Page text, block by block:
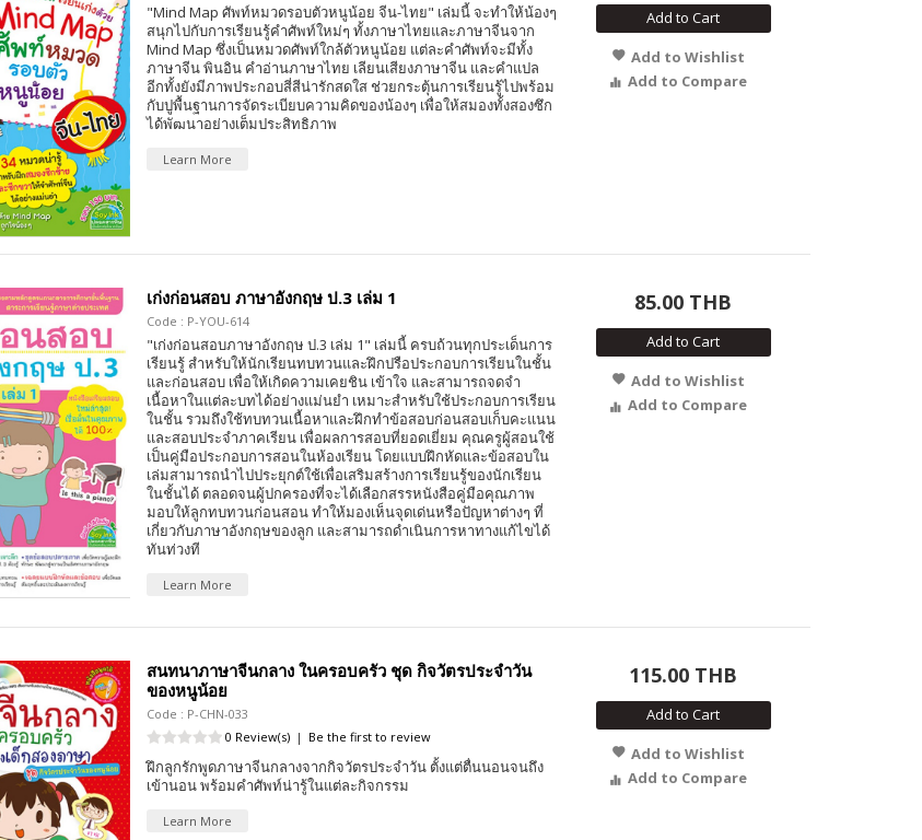
"Mind Map ศัพท์หมวดรอบตัวหนูน้อย จีน-ไทย" เล่มนี้ จะทำให้น้องๆ
สนุกไปกับการเรียนรู้คำศัพท์ใหม่ๆ ทั้งภาษาไทยและภาษาจีนจาก
Mind Map ซึ่งเป็นหมวดศัพท์ใกล้ตัวหนูน้อย แต่ละคำศัพท์จะมีทั้ง
ภาษาจีน พินอิน คำอ่านภาษาไทย เลียนเสียงภาษาจีน และคำแปล
อีกทั้งยังมีภาพประกอบสี่สีน่ารักสดใส ช่วยกระตุ้นการเรียนรู้ไปพร้อม
กับปูพื้นฐานการจัดระเบียบความคิดของน้องๆ เพื่อให้สมองทั้งสองซึก
ได้พัฒนาอย่างเต็มประสิทธิภาพ
Learn More
Add to Cart
Add to Wishlist
Add to Compare
เก่งก่อนสอบ ภาษาอังกฤษ ป.3 เล่ม 1
Code : P-YOU-614
"เก่งก่อนสอบภาษาอังกฤษ ป.3 เล่ม 1" เล่มนี้ ครบถ้วนทุกประเด็นการ
เรียนรู้ สำหรับให้นักเรียนทบทวนและฝึกปรือประกอบการเรียนในชั้น
และก่อนสอบ เพื่อให้เกิดความเคยชิน เข้าใจ และสามารถจดจำ
เนื้อหาในแต่ละบทได้อย่างแม่นยำ เหมาะสำหรับใช้ประกอบการเรียน
ในชั้น รวมถึงใช้ทบทวนเนื้อหาและฝึกทำข้อสอบก่อนสอบเก็บคะแนน
และสอบประจำภาคเรียน เพื่อผลการสอบที่ยอดเยี่ยม คุณครูผู้สอนใช้
เป็นคู่มือประกอบการสอนในห้องเรียน โดยแบบฝึกหัดและข้อสอบใน
เล่มสามารถนำไปประยุกต์ใช้เพื่อเสริมสร้างการเรียนรู้ของนักเรียน
ในชั้นได้ ตลอดจนผู้ปกครองที่จะได้เลือกสรรหนังสือคู่มือคุณภาพ
มอบให้ลูกทบทวนก่อนสอน ทำให้มองเห็นจุดเด่นหรือปัญหาต่างๆ ที่
เกี่ยวกับภาษาอังกฤษของลูก และสามารถดำเนินการหาทางแก้ไขได้
ทันท่วงที
Learn More
85.00 THB
Add to Cart
Add to Wishlist
Add to Compare
สนทนาภาษาจีนกลาง ในครอบครัว ชุด กิจวัตรประจำวัน
ของหนูน้อย
Code : P-CHN-033
0 Review(s) | Be the first to review
ฝึกลูกรักพูดภาษาจีนกลางจากกิจวัตรประจำวัน ตั้งแต่ตื่นนอนจนถึง
เข้านอน พร้อมคำศัพท์น่ารู้ในแต่ละกิจกรรม
Learn More
115.00 THB
Add to Cart
Add to Wishlist
Add to Compare